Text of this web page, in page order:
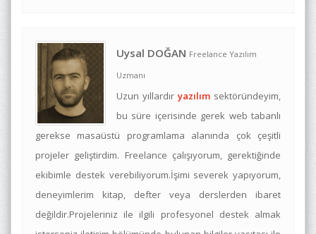
Uysal DOĞAN Freelance Yazılım
Uzmanı
Uzun yıllardır yazılım sektöründeyim,
bu süre içerisinde gerek web tabanlı
gerekse masaüstü programlama alanında çok çeşitli
projeler geliştirdim. Freelance çalışıyorum, gerektiğinde
ekibimle destek verebiliyorum.İşimi severek yapıyorum,
deneyimlerim kitap, defter veya derslerden ibaret
değildir.Projeleriniz ile ilgili profesyonel destek almak